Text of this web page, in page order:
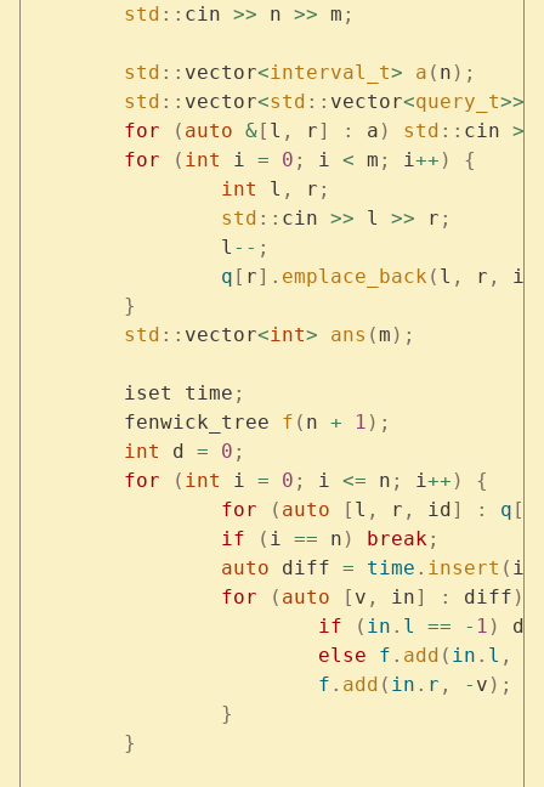
	std
:: cin >> n >> m ;
	std
:: vector<interval_t> a ( n );
	std
:: vector<std :: vector<query_t>>
	for
( auto &[ l , r] : a ) std :: cin >>
	for
( int i = 0 ; i < m ; i++ )
{
		int
l , r ;
		std
:: cin >> l >> r ;
		l
-- ;
		q
[ r]. emplace_back ( l , r , i
	}
	std
:: vector<int> ans (m );
	iset time
;
	fenwick_tree
f ( n + 1 );
	int
d = 0 ;
	for
( int i = 0 ; i <= n ; i++ )
{
		for
( auto [ l , r , id] : q [
		if
( i == n ) break;
		auto
diff = time . insert ( i
		for
( auto [ v , in] : diff )
			if
( in . l == - 1 ) d
			else
f . add ( in . l ,
			f
. add ( in . r , - v );
		}
	}